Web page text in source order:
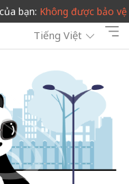
bạn: Không được bảo vệ
Tiếng Việt